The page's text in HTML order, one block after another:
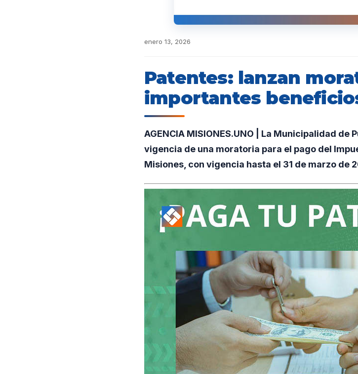
enero 13, 2026
Patentes: lanzan
importantes
AGENCIA MISIONES.UNO | La Municipalidad
vigencia de una moratoria para el pago del
Misiones, con vigencia hasta el 31 de marzo de